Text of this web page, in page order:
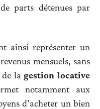
parts détenues par
ainsi représenter un
mensuels, sans
de lagestion locative
notamment aux
d’acheter un bien